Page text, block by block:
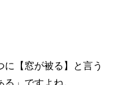
【窓が被る】と言う
」ですよね。